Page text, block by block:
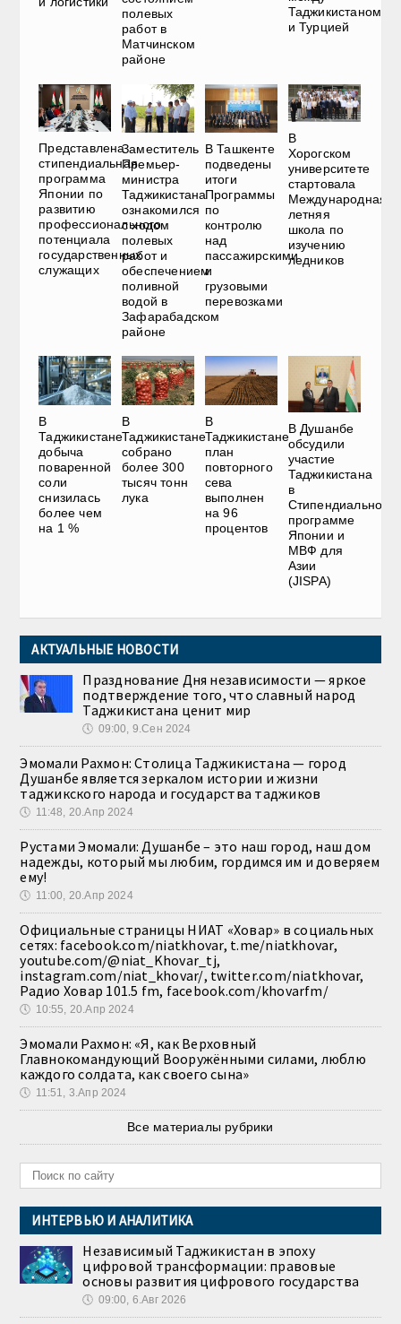
полевых
работ в
Матчинском
районе
Таджикистаном
и Турцией
Представлена
стипендиальная
программа
Японии по
развитию
профессионального
потенциала
государственных
служащих
Заместитель
Премьер-
министра
Таджикистана
ознакомился
с ходом
полевых
работ и
обеспечением
поливной
водой в
Зафарабадском
районе
В Ташкенте
подведены
итоги
Программы
по
контролю
над
пассажирскими
и
грузовыми
перевозками
В
Хорогском
университете
стартовала
Международная
летняя
школа по
изучению
ледников
В
Таджикистане
добыча
поваренной
соли
снизилась
более чем
на 1 %
В
Таджикистане
собрано
более 300
тысяч тонн
лука
В
Таджикистане
план
повторного
сева
выполнен
на 96
процентов
В Душанбе
обсудили
участие
Таджикистана
в
Стипендиальной
программе
Японии и
МВФ для
Азии
(JISPA)
АКТУАЛЬНЫЕ НОВОСТИ
Празднование Дня независимости — яркое
подтверждение того, что славный народ
Таджикистана ценит мир
🕔 09:00, 9.Сен 2024
Эмомали Рахмон: Столица Таджикистана — город
Душанбе является зеркалом истории и жизни
таджикского народа и государства таджиков
🕔 11:48, 20.Апр 2024
Рустами Эмомали: Душанбе – это наш город, наш дом
надежды, который мы любим, гордимся им и доверяем
ему!
🕔 11:00, 20.Апр 2024
Официальные страницы НИАТ «Ховар» в социальных
сетях: facebook.com/niatkhovar, t.me/niatkhovar,
youtube.com/@niat_Khovar_tj,
instagram.com/niat_khovar/, twitter.com/niatkhovar,
Радио Ховар 101.5 fm, facebook.com/khovarfm/
🕔 10:55, 20.Апр 2024
Эмомали Рахмон: «Я, как Верховный
Главнокомандующий Вооружёнными силами, люблю
каждого солдата, как своего сына»
🕔 11:51, 3.Апр 2024
Все материалы рубрики
ИНТЕРВЬЮ И АНАЛИТИКА
Независимый Таджикистан в эпоху
цифровой трансформации: правовые
основы развития цифрового государства
🕔 09:00, 6.Авг 2026